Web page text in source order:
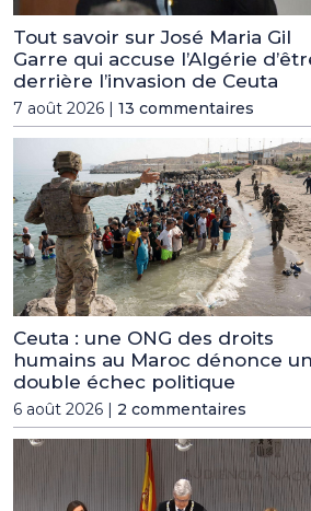
Tout savoir sur José Maria Gil
Garre qui accuse l’Algérie
derrière l’invasion de Ceuta
7 août 2026 | 13 commentaires
Ceuta : une ONG des droits
humains au Maroc dénonce un
double échec politique
6 août 2026 | 2 commentaires